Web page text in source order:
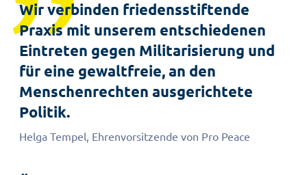
Wir verbinden friedensstiftende
Praxis mit unserem entschiedenen
Eintreten gegen Militarisierung und
für eine gewaltfreie, an den
Menschenrechten ausgerichtete
Politik.
Helga Tempel, Ehrenvorsitzende von Pro Peace